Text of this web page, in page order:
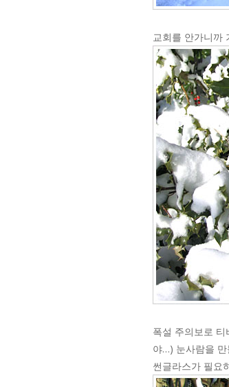
교회를 안가니까
폭설 주의보로
야…) 눈사람을 만
썬글라스가 필요